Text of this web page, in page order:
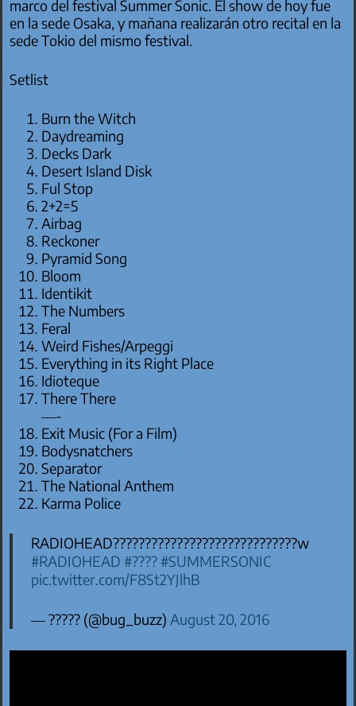
marco del festival Summer Sonic. El show de hoy fue
en la sede Osaka, y mañana realizarán otro recital en la
sede Tokio del mismo festival.
Setlist
Burn the Witch
Daydreaming
Decks Dark
Desert Island Disk
Ful Stop
2+2=5
Airbag
Reckoner
Pyramid Song
Bloom
Identikit
The Numbers
Feral
Weird Fishes/Arpeggi
Everything in its Right Place
Idioteque
There There
—-
Exit Music (For a Film)
Bodysnatchers
Separator
The National Anthem
Karma Police
RADIOHEAD?????????????????????????????w
#RADIOHEAD #???? #SUMMERSONIC
pic.twitter.com/F8St2YJlhB
— ????? (@bug_buzz) August 20, 2016